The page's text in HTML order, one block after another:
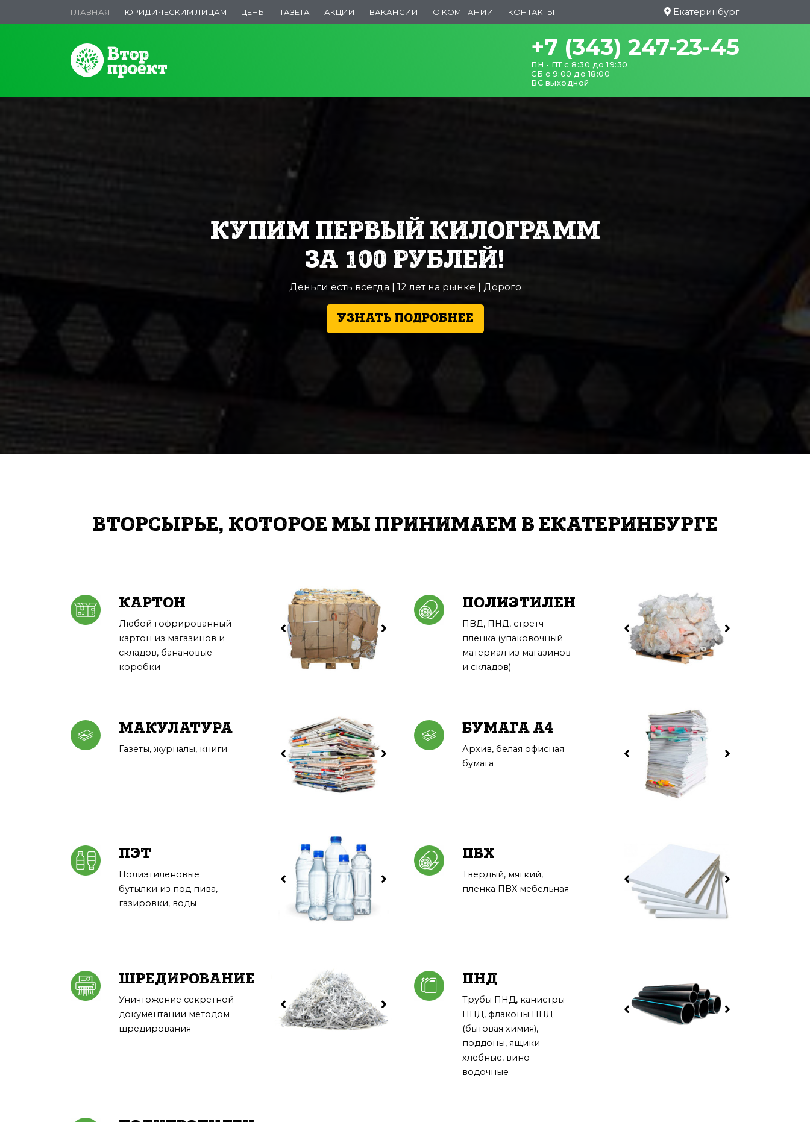
ГЛАВНАЯ ЮРИДИЧЕСКИМ ЛИЦАМ ЦЕНЫ ГАЗЕТА АКЦИИ ВАКАНСИИ О КОМПАНИИ КОНТАКТЫ Екатеринбург
+7 (343) 247-23-45
ПН - ПТ с 8:30 до 19:30
СБ с 9:00 до 18:00
ВС выходной
КУПИМ ПЕРВЫЙ КИЛОГРАММ
ЗА 100 РУБЛЕЙ!
Деньги есть всегда | 12 лет на рынке | Дорого
УЗНАТЬ ПОДРОБНЕЕ
ВТОРСЫРЬЕ, КОТОРОЕ МЫ ПРИНИМАЕМ В ЕКАТЕРИНБУРГЕ
КАРТОН
Любой гофрированный
картон из магазинов и
складов, банановые
коробки
ПОЛИЭТИЛЕН
ПВД, ПНД, стретч
пленка (упаковочный
материал из магазинов
и складов)
МАКУЛАТУРА
Газеты, журналы, книги
БУМАГА A4
Архив, белая офисная
бумага
ПЭТ
Полиэтиленовые
бутылки из под пива,
газировки, воды
ПВХ
Твердый, мягкий,
пленка ПВХ мебельная
ШРЕДИРОВАНИЕ
Уничтожение секретной
документации методом
шредирования
ПНД
Трубы ПНД, канистры
ПНД, флаконы ПНД
(бытовая химия),
поддоны, ящики
хлебные, вино-
водочные